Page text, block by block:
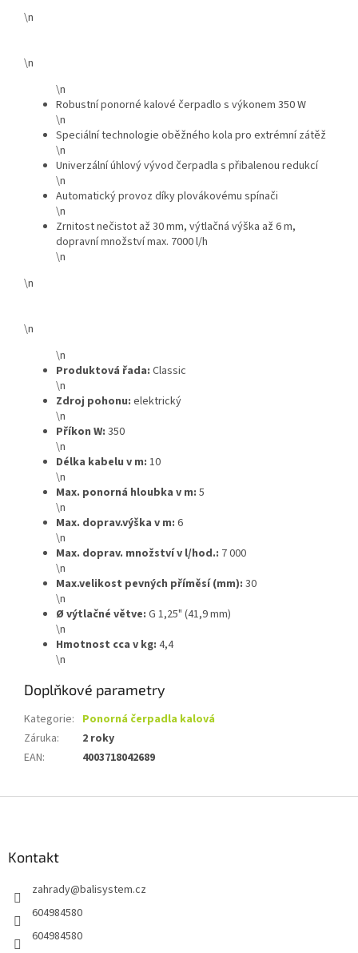
\n
\n
\n
Robustní ponorné kalové čerpadlo s výkonem 350 W
\n
Speciální technologie oběžného kola pro extrémní zátěž
\n
Univerzální úhlový vývod čerpadla s přibalenou redukcí
\n
Automatický provoz díky plovákovému spínači
\n
Zrnitost nečistot až 30 mm, výtlačná výška až 6 m,
dopravní množství max. 7000 l/h
\n
\n
\n
\n
Produktová řada: Classic
\n
Zdroj pohonu: elektrický
\n
Příkon W: 350
\n
Délka kabelu v m: 10
\n
Max. ponorná hloubka v m: 5
\n
Max. doprav.výška v m: 6
\n
Max. doprav. množství v l/hod.: 7 000
\n
Max.velikost pevných příměsí (mm): 30
\n
Ø výtlačné větve: G 1,25" (41,9 mm)
\n
Hmotnost cca v kg: 4,4
\n
Doplňkové parametry
Kategorie: Ponorná čerpadla kalová
Záruka:
2 roky
EAN: 4003718042689
Kontakt
zahrady@balisystem.cz
604984580
604984580